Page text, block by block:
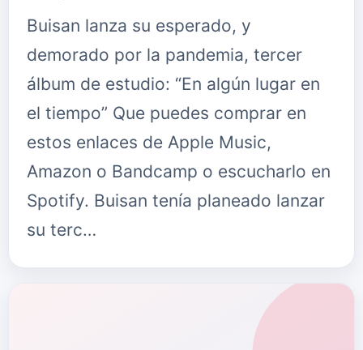
Buisan lanza su esperado, y
demorado por la pandemia, tercer
álbum de estudio: “En algún lugar en
el tiempo” Que puedes comprar en
estos enlaces de Apple Music,
Amazon o Bandcamp o escucharlo en
Spotify. Buisan tenía planeado lanzar
su terc…